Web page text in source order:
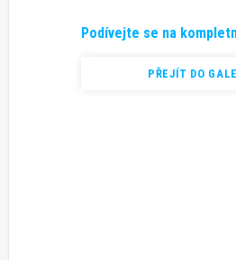
Podívejte se na
PŘEJÍT DO